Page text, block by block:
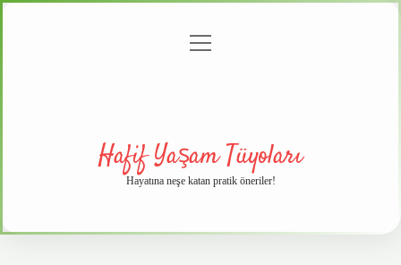
menüyü
Hafif Yaşam Tüyoları
Hayatına neşe katan pratik öneriler!